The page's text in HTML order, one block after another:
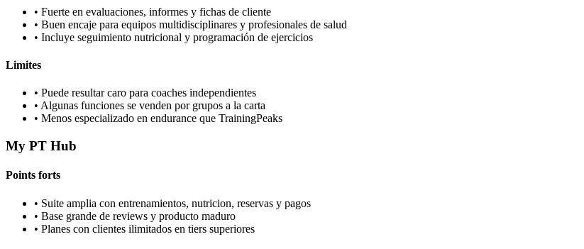
• Fuerte en evaluaciones, informes y fichas de cliente
• Buen encaje para equipos multidisciplinares y profesionales de salud
• Incluye seguimiento nutricional y programación de ejercicios
Limites
• Puede resultar caro para coaches independientes
• Algunas funciones se venden por grupos a la carta
• Menos especializado en endurance que TrainingPeaks
My PT Hub
Points forts
• Suite amplia con entrenamientos, nutricion, reservas y pagos
• Base grande de reviews y producto maduro
• Planes con clientes ilimitados en tiers superiores